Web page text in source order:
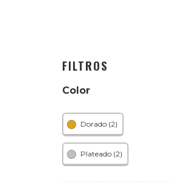
FILTROS
Color
Dorado (2)
Plateado (2)